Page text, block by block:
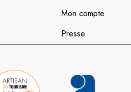
Mon compte
Presse